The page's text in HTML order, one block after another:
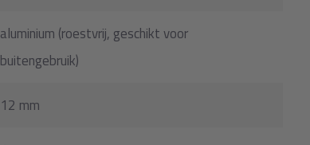
aluminium (roestvrij, geschikt voor
buitengebruik)
12 mm